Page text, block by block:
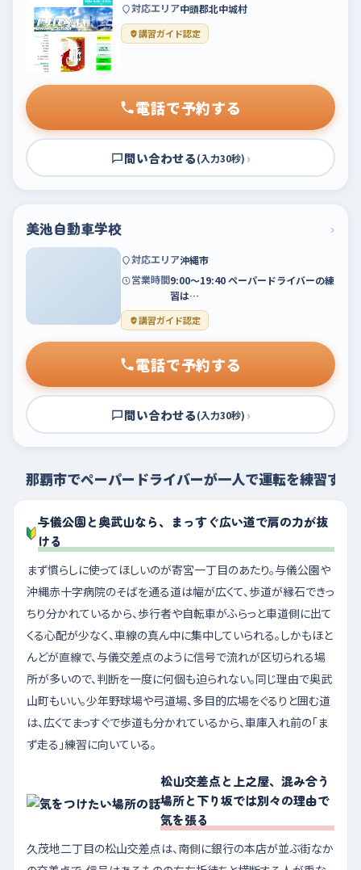
対応エリア中頭郡北中城村
講習ガイド認定
電話で予約する
問い合わせる(入力30秒) ›
美池自動車学校 ›
対応エリア沖縄市
営業時間9:00～19:40 ペーパードライバーの練
習は…
講習ガイド認定
電話で予約する
問い合わせる(入力30秒) ›
那覇市でペーパードライバーが一人で運転を練習する
与儀公園と奥武山なら、まっすぐ広い道で肩の力が抜
ける
まず慣らしに使ってほしいのが寄宮一丁目のあたり。与儀公園や
沖縄赤十字病院のそばを通る道は幅が広くて、歩道が縁石できっ
ちり分かれているから、歩行者や自転車がふらっと車道側に出て
くる心配が少なく、車線の真ん中に集中していられる。しかもほと
んどが直線で、与儀交差点のように信号で流れが区切られる場
所が多いので、判断を一度に何個も迫られない。同じ理由で奥武
山町もいい。少年野球場や弓道場、多目的広場をぐるりと囲む道
は、広くてまっすぐで歩道も分かれているから、車庫入れ前の「ま
ず走る」練習に向いている。
松山交差点と上之屋、混み合う
場所と下り坂では別々の理由で
気を張る
久茂地二丁目の松山交差点は、南側に銀行の本店が並ぶ街なか